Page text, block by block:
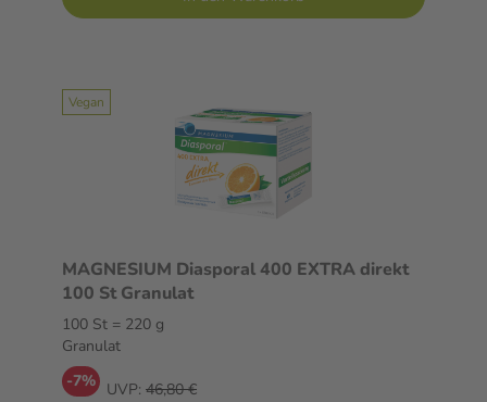
Vegan
MAGNESIUM Diasporal 400 EXTRA direkt
100 St Granulat
100 St = 220 g
Granulat
-7% UVP: 46,80 €